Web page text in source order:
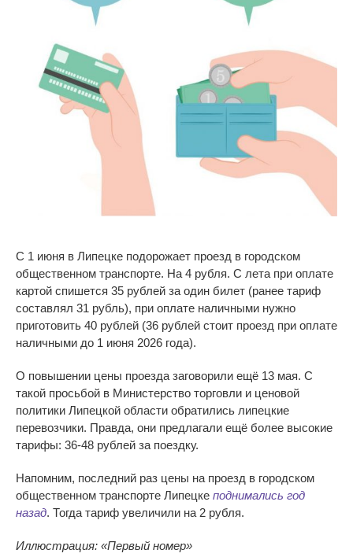
С 1 июня в Липецке подорожает проезд в городском
общественном транспорте. На 4 рубля. С лета при оплате
картой спишется 35 рублей за один билет (ранее тариф
составлял 31 рубль), при оплате наличными нужно
приготовить 40 рублей (36 рублей стоит проезд при оплате
наличными до 1 июня 2026 года).
О повышении цены проезда заговорили ещё 13 мая. С
такой просьбой в Министерство торговли и ценовой
политики Липецкой области обратились липецкие
перевозчики. Правда, они предлагали ещё более высокие
тарифы: 36-48 рублей за поездку.
Напомним, последний раз цены на проезд в городском
общественном транспорте Липецке поднимались год
назад. Тогда тариф увеличили на 2 рубля.
Иллюстрация: «Первый номер»